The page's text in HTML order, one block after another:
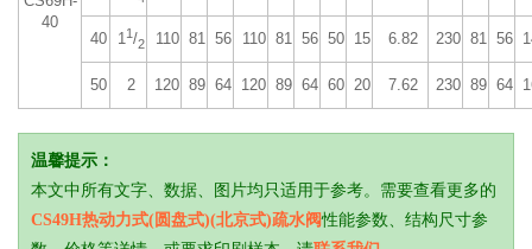
40
40 11/2 110 81 56 110 81 56 50 15 6.82 230 81 56
50 2 120 89 64 120 89 64 60 20 7.62 230 89 64
温馨提示：
本文中所有文字、数据、图片均只适用于参考。需要查看更多的
CS49H热动力式(圆盘式)(北京式)疏水阀性能参数、结构尺寸参